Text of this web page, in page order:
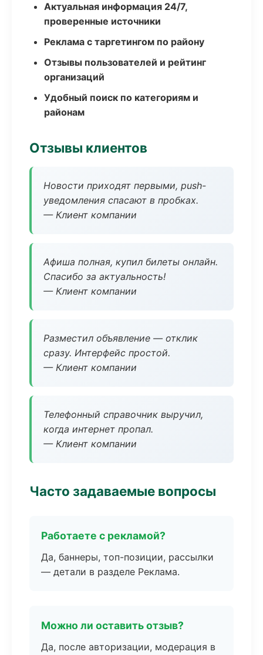
Актуальная информация 24/7,
проверенные источники
Реклама с таргетингом по району
Отзывы пользователей и рейтинг
организаций
Удобный поиск по категориям и
районам
Отзывы клиентов
Новости приходят первыми, push-
уведомления спасают в пробках.
— Клиент компании
Афиша полная, купил билеты онлайн.
Спасибо за актуальность!
— Клиент компании
Разместил объявление — отклик
сразу. Интерфейс простой.
— Клиент компании
Телефонный справочник выручил,
когда интернет пропал.
— Клиент компании
Часто задаваемые вопросы
Работаете с рекламой?
Да, баннеры, топ-позиции, рассылки
— детали в разделе Реклама.
Можно ли оставить отзыв?
Да, после авторизации, модерация в